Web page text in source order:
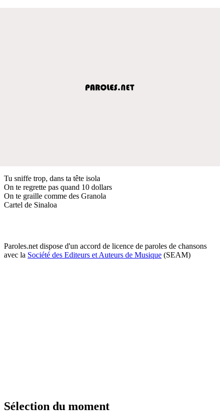
Tu sniffe trop, dans ta tête isola
On te regrette pas quand 10 dollars
On te graille comme des Granola
Cartel de Sinaloa
Paroles.net dispose d'un accord de licence de paroles de chansons
avec la Société des Editeurs et Auteurs de Musique (SEAM)
Sélection du moment